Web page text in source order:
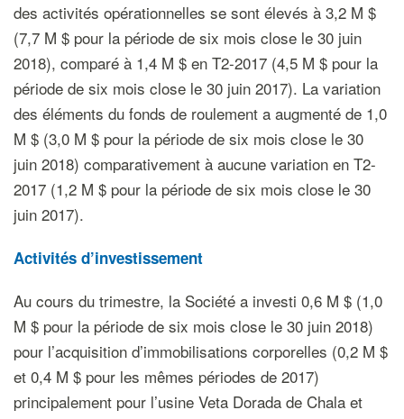
des activités opérationnelles se sont élevés à 3,2 M $
(7,7 M $ pour la période de six mois close le 30 juin
2018), comparé à 1,4 M $ en T2-2017 (4,5 M $ pour la
période de six mois close le 30 juin 2017). La variation
des éléments du fonds de roulement a augmenté de 1,0
M $ (3,0 M $ pour la période de six mois close le 30
juin 2018) comparativement à aucune variation en T2-
2017 (1,2 M $ pour la période de six mois close le 30
juin 2017).
Activités d’investissement
Au cours du trimestre, la Société a investi 0,6 M $ (1,0
M $ pour la période de six mois close le 30 juin 2018)
pour l’acquisition d’immobilisations corporelles (0,2 M $
et 0,4 M $ pour les mêmes périodes de 2017)
principalement pour l’usine Veta Dorada de Chala et